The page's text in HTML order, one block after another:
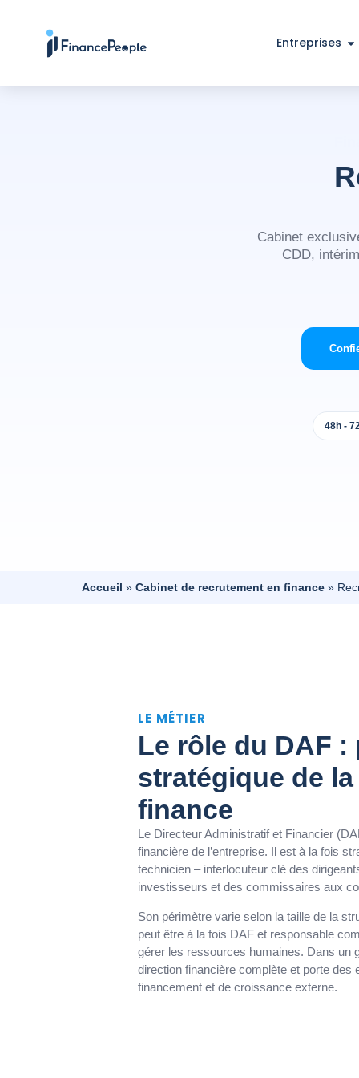
Entreprises
Cabinet
CDD,
48h -
Accueil » Cabinet de recrutement en finance »
LE MÉTIER
Le rôle du DAF :
stratégique de
finance
Le Directeur Administratif et Financier
financière de l’entreprise. Il est à la fois
technicien – interlocuteur clé des
investisseurs et des commissaires aux
Son périmètre varie selon la taille de la
peut être à la fois DAF et responsable
gérer les ressources humaines. Dans un
direction financière complète et porte des
financement et de croissance externe.